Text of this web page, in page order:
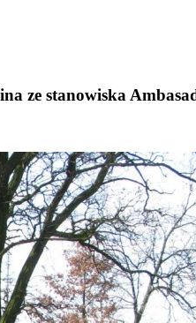
ze stanowiska